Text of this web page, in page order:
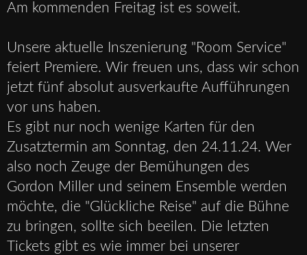
Am kommenden Freitag ist es soweit.
Unsere aktuelle Inszenierung "Room Service"
feiert Premiere. Wir freuen uns, dass wir schon
jetzt fünf absolut ausverkaufte Aufführungen
vor uns haben.
Es gibt nur noch wenige Karten für den
Zusatztermin am Sonntag, den 24.11.24. Wer
also noch Zeuge der Bemühungen des
Gordon Miller und seinem Ensemble werden
möchte, die "Glückliche Reise" auf die Bühne
zu bringen, sollte sich beeilen. Die letzten
Tickets gibt es wie immer bei unserer